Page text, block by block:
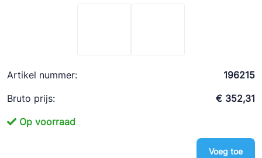
Artikel nummer:
196215
Bruto prijs:
€ 352,31
Op voorraad
Voeg toe